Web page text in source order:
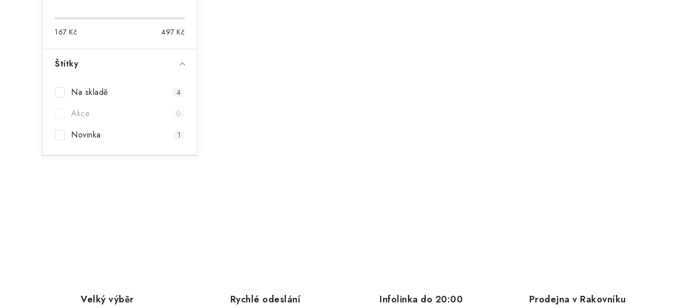
167 Kč 497 Kč
Štítky
Na skladě 4
Akce 0
Novinka 1
Velký výběr Rychlé odeslání Infolinka do 20:00 Prodejna v Rakovníku